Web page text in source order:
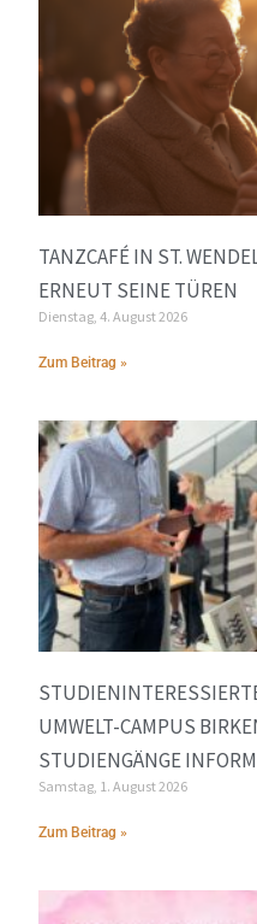
TANZCAFÉ IN ST.
ERNEUT SEINE TÜREN
Dienstag, 4. August 2026
Zum Beitrag »
UMWELT-CAMPUS
STUDIENGÄNGE
Samstag, 1. August 2026
Zum Beitrag »